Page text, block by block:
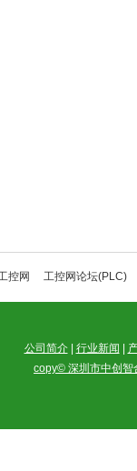
控网 工控网论坛(PLC)
公司简介| 行业新闻
copy© 深圳市中创